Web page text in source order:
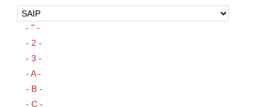
- " -
- 2 -
- 3 -
- A -
- B -
- C -